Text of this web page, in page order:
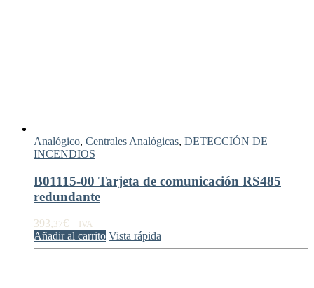
Analógico, Centrales Analógicas, DETECCIÓN DE
INCENDIOS
B01115-00 Tarjeta de comunicación RS485
redundante
393,37€ + IVA
Añadir al carrito Vista rápida